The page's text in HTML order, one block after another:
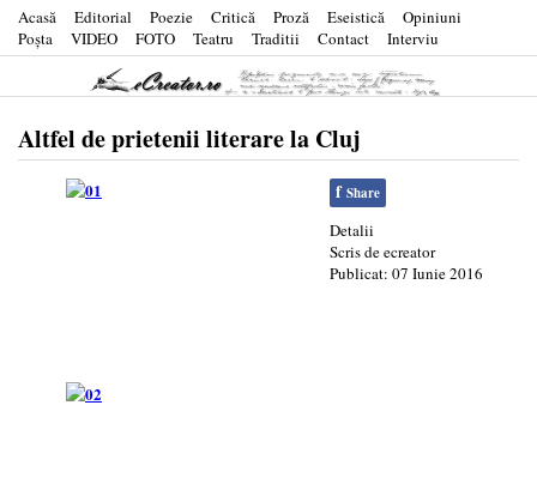
Acasă Editorial Poezie Critică Proză Eseistică
Opiniuni
Poşta
VIDEO FOTO Teatru Traditii Contact Interviu
Altfel de prietenii literare la Cluj
f Share
Detalii
Scris deecreator
Publicat: 07 Iunie 2016